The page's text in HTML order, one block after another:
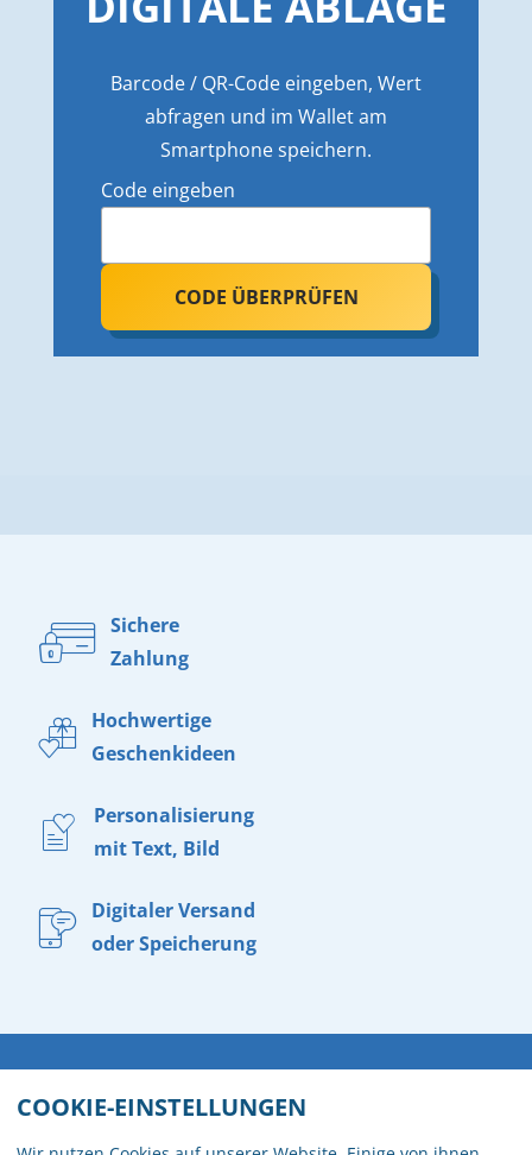
Barcode / QR-Code eingeben, Wert
abfragen und im Wallet am
Smartphone speichern.
Code eingeben
CODE ÜBERPRÜFEN
Sichere
Zahlung
Hochwertige
Geschenkideen
Personalisierung
mit Text, Bild
Digitaler Versand
oder Speicherung
WIDERRUF AGB IMPRESSUM
BARRIEREFREIHEITSERKLÄRUNG
VERSAND
COOKIE-EINSTELLUNGEN